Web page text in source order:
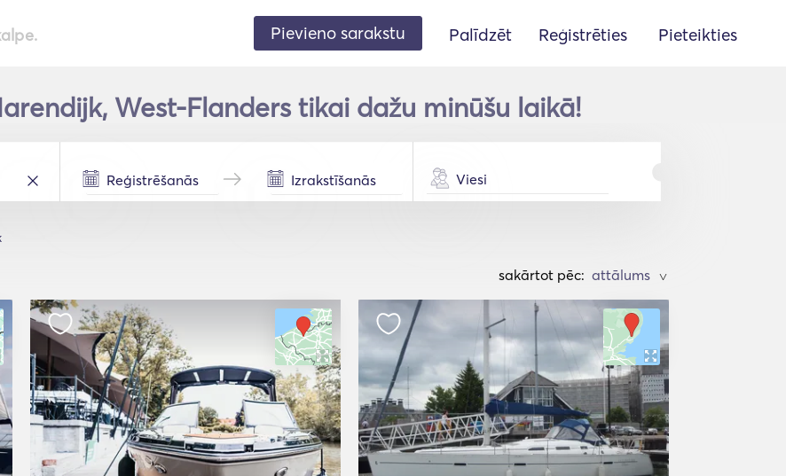
Pievieno sarakstu Palīdzēt Reģistrēties Pieteikties
West-Flanders tikai dažu minūšu laikā!
Viesi
sakārtot pēc: >